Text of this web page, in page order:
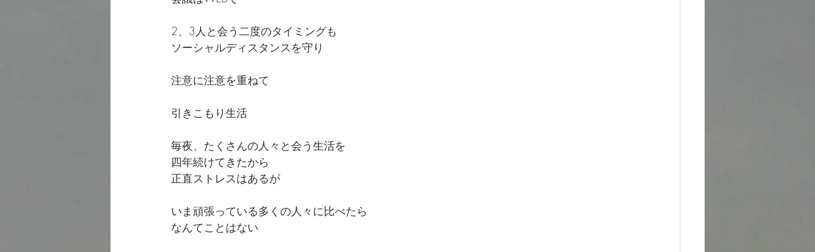
2、3人と会う二度のタイミングも
ソーシャルディスタンスを守り
注意に注意を重ねて
引きこもり生活
毎夜、たくさんの人々と会う生活を
四年続けてきたから
正直ストレスはあるが
いま頑張っている多くの人々に比べたら
なんてことはない